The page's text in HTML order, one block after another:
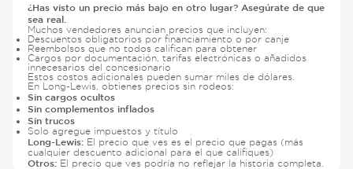
¿Has visto un precio más bajo en otro lugar? Asegúrate de que
sea real.
Muchos vendedores anuncian precios que incluyen:
Descuentos obligatorios por financiamiento o por canje
Reembolsos que no todos califican para obtener
Cargos por documentación, tarifas electrónicas o añadidos
innecesarios del concesionario
Estos costos adicionales pueden sumar miles de dólares.
En Long-Lewis, obtienes precios sin rodeos:
Sin cargos ocultos
Sin complementos inflados
Sin trucos
Solo agregue impuestos y título
Long-Lewis: El precio que ves es el precio que pagas (más
cualquier descuento adicional para el que califiques)
Otros: El precio que ves podría no reflejar la historia completa.